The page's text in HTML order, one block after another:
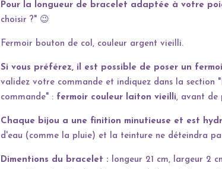
Pour la longueur de bracelet adaptée à votre
choisir ?" 😉
Fermoir bouton de col, couleur argent vieilli.
Si vous préférez, il est possible de poser un
validez votre commande et indiquez dans la section
commande" : fermoir couleur laiton vieilli, avant de
Chaque bijou a une finition minutieuse et est
d'eau (comme la pluie) et la teinture ne déteindra
Dimentions du bracelet : longeur 21 cm, largeur 2